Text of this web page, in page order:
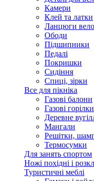
Камери
Клей та латки
Ланцюги
Ободи
Підшипники
Педалі
Покришки
Сидіння
Спиці, зірки
Все для пікніка
Газові балони
Газові горілки
Деревне
Мангали
Решітки,
Термосумки
Для занять спортом
Ножі похідні і
Туристичні меблі